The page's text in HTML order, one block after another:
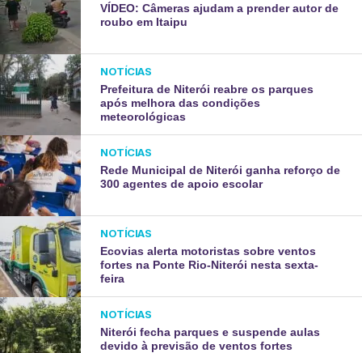
VÍDEO: Câmeras ajudam a prender autor de
roubo em Itaipu
NOTÍCIAS
Prefeitura de Niterói reabre os parques
após melhora das condições
meteorológicas
NOTÍCIAS
Rede Municipal de Niterói ganha reforço de
300 agentes de apoio escolar
NOTÍCIAS
Ecovias alerta motoristas sobre ventos
fortes na Ponte Rio-Niterói nesta sexta-
feira
NOTÍCIAS
Niterói fecha parques e suspende aulas
devido à previsão de ventos fortes